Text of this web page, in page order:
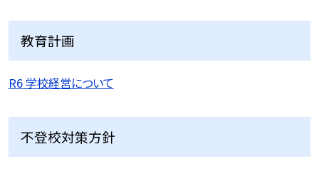
教育計画
R6 学校経営について
不登校対策方針